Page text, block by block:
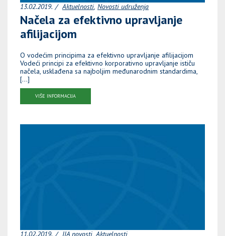
13.02.2019. Aktuelnosti Novosti udruženja
Načela za efektivno upravljanje
afilijacijom
O vodećim principima za efektivno upravljanje afilijacijom
Vodeći principi za efektivno korporativno upravljanje ističu
načela, usklađena sa najboljim međunarodnim standardima,
[…]
VIŠE INFORMACIJA
11.02.2019. IIA novosti Aktuelnosti